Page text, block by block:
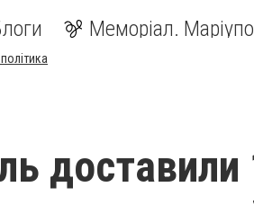
Меморіал.
доставили